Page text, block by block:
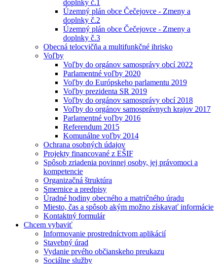
doplnky č.1
Územný plán obce Čečejovce - Zmeny a
doplnky č.2
Územný plán obce Čečejovce - Zmeny a
doplnky č.3
Obecná telocvičňa a multifunkčné ihrisko
Voľby
Voľby do orgánov samosprávy obcí 2022
Parlamentné voľby 2020
Voľby do Európskeho parlamentu 2019
Voľby prezidenta SR 2019
Voľby do orgánov samosprávy obcí 2018
Voľby do orgánov samosprávnych krajov 2017
Parlamentné voľby 2016
Referendum 2015
Komunálne voľby 2014
Ochrana osobných údajov
Projekty financované z EŠIF
Spôsob zriadenia povinnej osoby, jej právomoci a
kompetencie
Organizačná štruktúra
Smernice a predpisy
Úradné hodiny obecného a matričného úradu
Miesto, čas a spôsob akým možno získavať informácie
Kontaktný formulár
Chcem vybaviť
Informovanie prostredníctvom aplikácií
Stavebný úrad
Vydanie prvého občianskeho preukazu
Sociálne služby